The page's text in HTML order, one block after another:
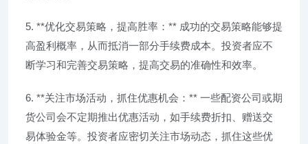
5. **优化交易策略，提高胜率：** 成功的交易策略能够提
高盈利概率，从而抵消一部分手续费成本。投资者应不
断学习和完善交易策略，提高交易的准确性和效率。
6. **关注市场活动，抓住优惠机会：** 一些配资公司或期
货公司会不定期推出优惠活动，如手续费折扣、赠送交
易体验金等。投资者应密切关注市场动态，抓住这些优